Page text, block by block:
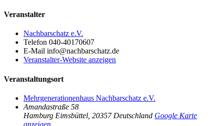
Veranstalter
Nachbarschatz e.V.
Telefon 040-40170607
E-Mail info@nachbarschatz.de
Veranstalter-Website anzeigen
Veranstaltungsort
Mehrgenerationenhaus Nachbarschatz e.V.
Amandastraße 58
Hamburg Eimsbüttel 20357 Deutschland Google Karte
anzeigen